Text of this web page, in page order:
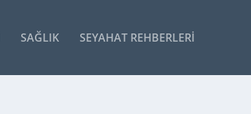
SAĞLIK SEYAHAT REHBERLERI